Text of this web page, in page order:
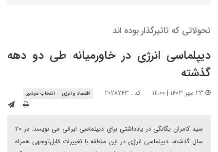
تحولاتی که تاثیرگذار بوده اند
دیپلماسی انرژی در خاورمیانه طی دو دهه
گذشته
کد : ۲۰۲۸۷۴۳ اقتصاد و انرژی انتخاب سردبیر
سید کامران یگانگی در یادداشتی برای دیپلماسی ایرانی می نویسد: در ۲۰
سال گذشته، دیپلماسی انرژی در این منطقه با تغییرات قابل‌توجهی همراه